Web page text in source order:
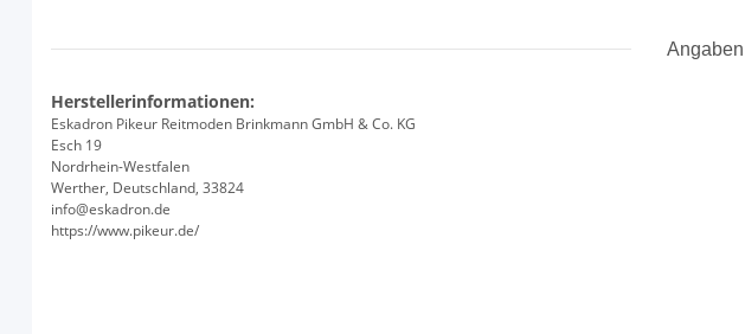
Herstellerinformationen:
Eskadron Pikeur Reitmoden Brinkmann GmbH & Co. KG
Esch 19
Nordrhein-Westfalen
Werther, Deutschland, 33824
info@eskadron.de
https://www.pikeur.de/